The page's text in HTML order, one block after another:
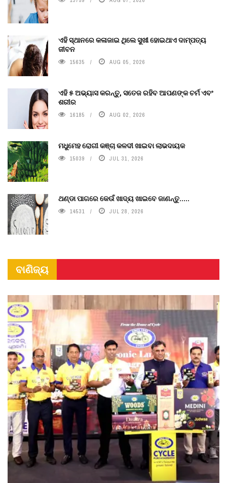
ଏହି ସ୍ଥାନରେ କଳାଜାଇ ଥିଲେ ସୁଖୀ ହୋଇଥାଏ ଦାମ୍ପତ୍ୟ
ଜୀବନ
15635 AUG 05, 2026
ଏହି ୫ ଅଭ୍ୟାସ କରନ୍ତୁ, ସତେଜ ରହିବ ଆପଣଙ୍କ ଚର୍ମ ଏବଂ
ଶରୀର
16185 AUG 02, 2026
ମଧୁମେହ ରୋଗୀ କଞ୍ଚା କଳଦୀ ଖାଇବା ଲାଭଦାୟକ
15039 JUL 31, 2026
ଥଣ୍ଡା ପାଗରେ କେଉଁ ଖାଦ୍ୟ ଖାଇବେ ଜାଣନ୍ତୁ.....
14531 JUL 28, 2026
ବାଣିଜ୍ୟ